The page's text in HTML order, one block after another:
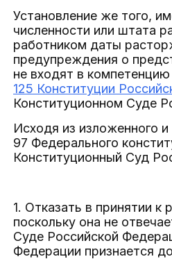
Установление же того,
численности или штата
работником даты
предупреждения о
не входят в
125 Конституции
Конституционном Суде
Исходя из изложенного
97 Федерального
Конституционный Суд
1. Отказать в принятии
поскольку она не
Суде Российской
Федерации признается